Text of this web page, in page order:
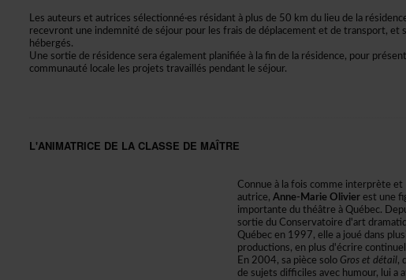
hébergés.
communautélocalelesprojetstravailléspendantleséjour.
L'ANIMATRICEDELACLASSEDEMAÎTRE
Connueàlafoiscommeinterprèteet
autrice, Anne-MarieOlivier
En2004,sapiècesoloGrosetdétail